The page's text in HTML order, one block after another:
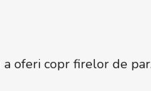
oferi copr firelor de par.